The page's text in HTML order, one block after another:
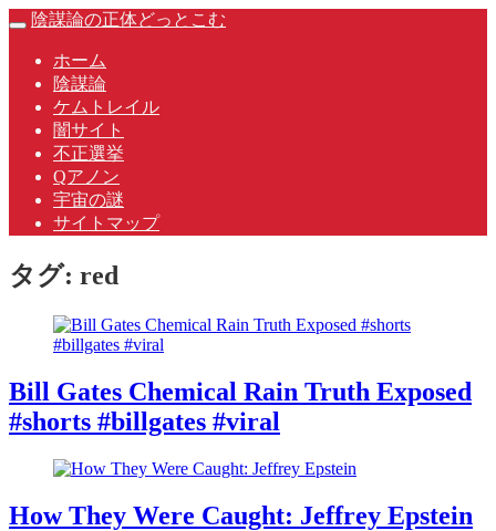
Skip
content
Toggle
陰謀論の正体どっとこむ
ホーム
陰謀論
ケムトレイル
闇サイト
不正選挙
Qアノン
宇宙の謎
サイトマップ
タグ: red
Bill Gates Chemical Rain Truth Exposed
#shorts #billgates #viral
How They Were Caught: Jeffrey Epstein